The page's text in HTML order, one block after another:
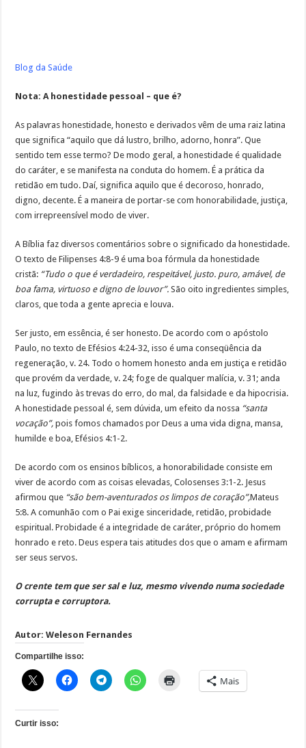
Blog da Saúde
Nota:A honestidade pessoal – que é?
As palavras honestidade, honesto e derivados vêm de uma raiz latina
que significa “aquilo que dá lustro, brilho, adorno, honra”. Que
sentido tem esse termo? De modo geral, a honestidade é qualidade
do caráter, e se manifesta na conduta do homem. É a prática da
retidão em tudo. Daí, significa aquilo que é decoroso, honrado,
digno, decente. É a maneira de portar-se com honorabilidade, justiça,
com irrepreensível modo de viver.
A Bíblia faz diversos comentários sobre o significado da honestidade.
O texto de Filipenses 4:8-9 é uma boa fórmula da honestidade
cristã: “Tudo o que é verdadeiro, respeitável, justo. puro, amável, de
boa fama, virtuoso e digno de louvor”.São oito ingredientes simples,
claros, que toda a gente aprecia e louva.
Ser justo, em essência, é ser honesto. De acordo com o apóstolo
Paulo, no texto de Efésios 4:24-32, isso é uma conseqüência da
regeneração, v. 24. Todo o homem honesto anda em justiça e retidão
que provém da verdade, v. 24; foge de qualquer malícia, v. 31; anda
na luz, fugindo às trevas do erro, do mal, da falsidade e da hipocrisia.
A honestidade pessoal é, sem dúvida, um efeito da nossa “santa
vocação”, pois fomos chamados por Deus a uma vida digna, mansa,
humilde e boa, Efésios 4:1-2.
De acordo com os ensinos bíblicos, a honorabilidade consiste em
viver de acordo com as coisas elevadas, Colosenses 3:1-2. Jesus
afirmou que “são bem-aventurados os limpos de coração”,Mateus
5:8. A comunhão com o Pai exige sinceridade, retidão, probidade
espiritual. Probidade é a integridade de caráter, próprio do homem
honrado e reto. Deus espera tais atitudes dos que o amam e afirmam
ser seus servos.
O crente tem que ser sal e luz, mesmo vivendo numa sociedade
corrupta e corruptora.
Autor: Weleson Fernandes
Compartilhe isso:
Mais
Curtir isso: